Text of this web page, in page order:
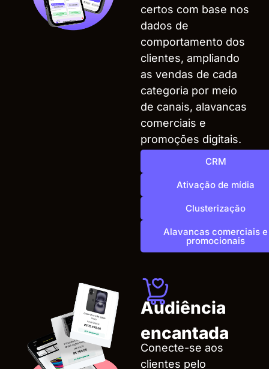
certos com base nos
dados de
comportamento dos
clientes, ampliando
as vendas de cada
categoria por meio
de canais, alavancas
comerciais e
promoções digitais.
CRM
Ativação de mídia
Clusterização
Alavancas comerciais e
promocionais
Audiência
encantada
Conecte-se aos
clientes pelo